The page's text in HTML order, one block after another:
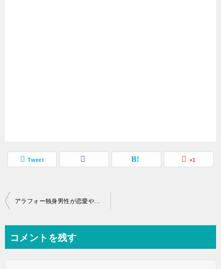
Tweet +1
投
ビ
アラフォー独身男性が恋愛や結婚を望むなら諦める前に読んで！
コメントを残す